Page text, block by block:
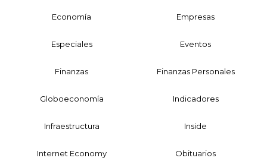
Economía Empresas
Especiales Eventos
Finanzas Finanzas Personales
Globoeconomía Indicadores
Infraestructura Inside
Internet Economy Obituarios